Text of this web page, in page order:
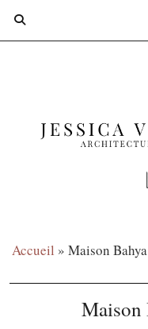
Accueil » Maison
Maison